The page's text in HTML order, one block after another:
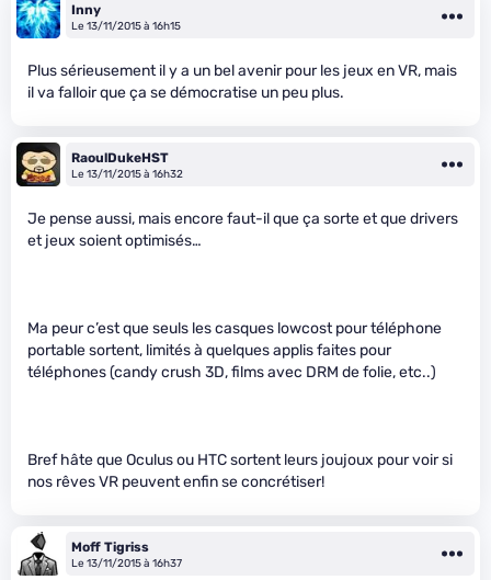
Inny
Le 13/11/2015 à 16h15
Plus sérieusement il y a un bel avenir pour les jeux en VR, mais
il va falloir que ça se démocratise un peu plus.
RaoulDukeHST
Le 13/11/2015 à 16h32
Je pense aussi, mais encore faut-il que ça sorte et que drivers
et jeux soient optimisés…
Ma peur c’est que seuls les casques lowcost pour téléphone
portable sortent, limités à quelques applis faites pour
téléphones (candy crush 3D, films avec DRM de folie, etc..)
Bref hâte que Oculus ou HTC sortent leurs joujoux pour voir si
nos rêves VR peuvent enfin se concrétiser!
Moff Tigriss
Le 13/11/2015 à 16h37